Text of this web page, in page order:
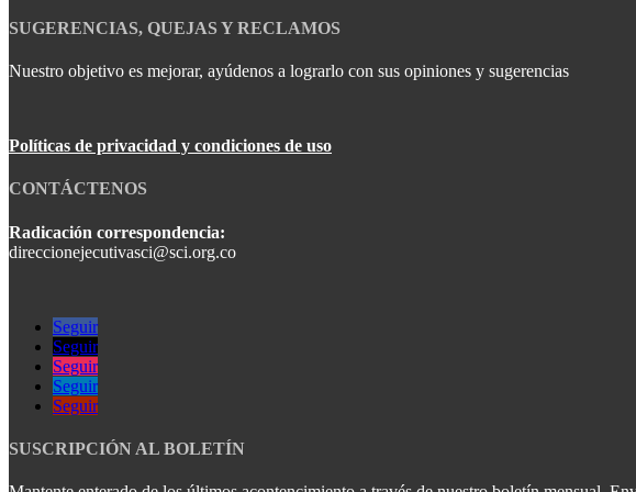
SUGERENCIAS, QUEJAS Y RECLAMOS
Nuestro objetivo es mejorar, ayúdenos a lograrlo con sus opiniones y sugerencias
Políticas de privacidad y condiciones de uso
CONTÁCTENOS
Radicación correspondencia:
direccionejecutivasci@sci.org.co
Seguir
Seguir
Seguir
Seguir
Seguir
SUSCRIPCIÓN AL BOLETÍN